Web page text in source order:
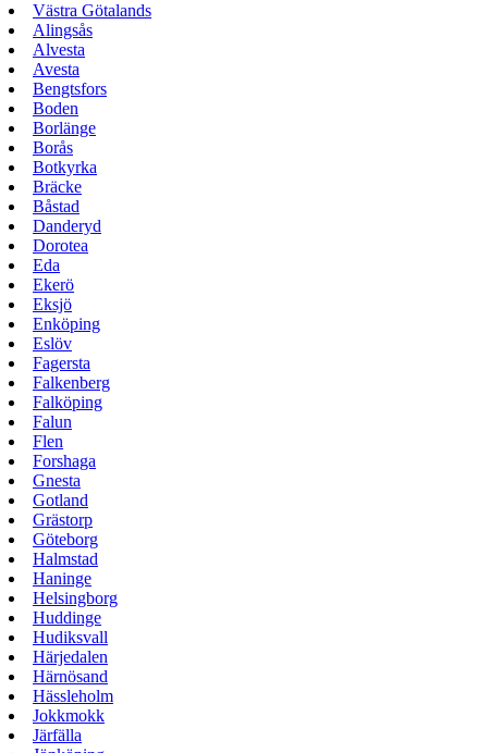
Västra Götalands
Alingsås
Alvesta
Avesta
Bengtsfors
Boden
Borlänge
Borås
Botkyrka
Bräcke
Båstad
Danderyd
Dorotea
Eda
Ekerö
Eksjö
Enköping
Eslöv
Fagersta
Falkenberg
Falköping
Falun
Flen
Forshaga
Gnesta
Gotland
Grästorp
Göteborg
Halmstad
Haninge
Helsingborg
Huddinge
Hudiksvall
Härjedalen
Härnösand
Hässleholm
Jokkmokk
Järfälla